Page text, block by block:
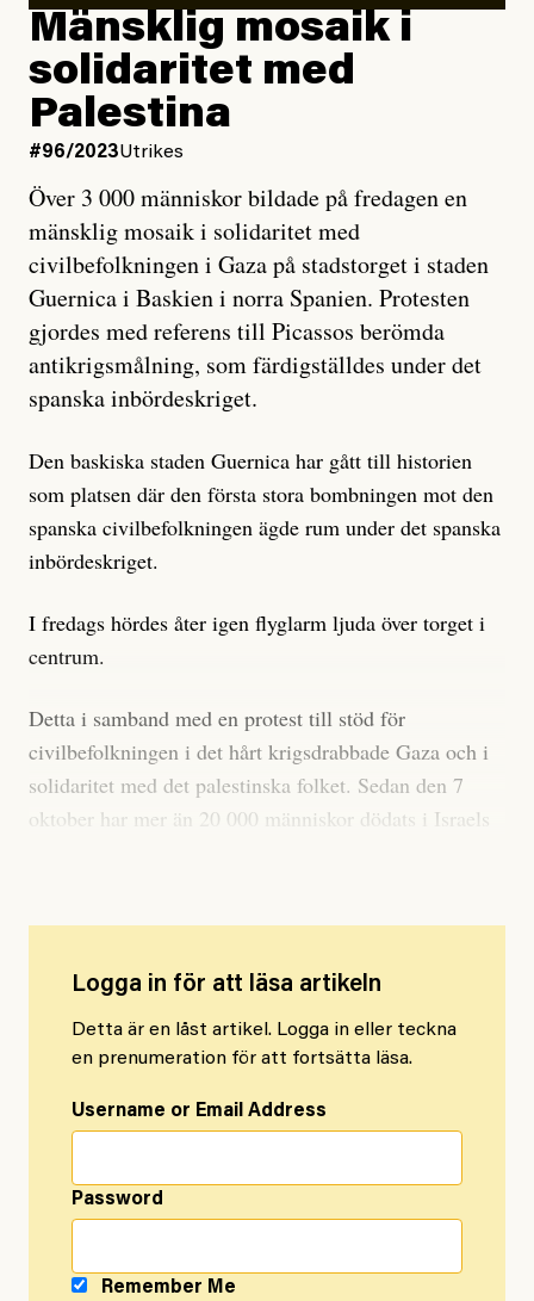
Mänsklig mosaik i
solidaritet med
Palestina
#96/2023Utrikes
Över 3 000 människor bildade på fredagen en
mänsklig mosaik i solidaritet med
civilbefolkningen i Gaza på stadstorget i staden
Guernica i Baskien i norra Spanien. Protesten
gjordes med referens till Picassos berömda
antikrigsmålning, som färdigställdes under det
spanska inbördeskriget.
Den baskiska staden Guernica har gått till historien
som platsen där den första stora bombningen mot den
spanska civilbefolkningen ägde rum under det spanska
inbördeskriget.
I fredags hördes åter igen flyglarm ljuda över torget i
centrum.
Detta i samband med en protest till stöd för
civilbefolkningen i det hårt krigsdrabbade Gaza och i
solidaritet med det palestinska folket. Sedan den 7
oktober har mer än 20 000 människor dödats i Israels
Logga in för att läsa artikeln
Detta är en låst artikel. Logga in eller teckna
en prenumeration för att fortsätta läsa.
Username or Email Address
Password
Remember Me